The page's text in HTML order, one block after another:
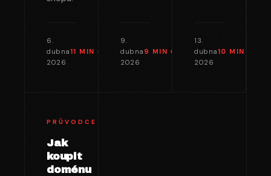
6.
dubna
2026
11 MIN ČTENÍ →
9.
dubna
2026
9 MIN ČTENÍ →
13.
dubna
2026
10 MIN
PRŮVODCE
Jak
koupit
doménu